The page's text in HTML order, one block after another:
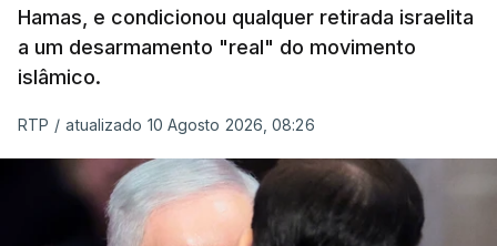
As imagens mostram Mojtaba Khamenei no que
será uma aula religiosa, mas sem qualquer
ERRO100
ERROR ON HTML5 MEDIA ELEMENT
Hamas, e condicionou qualquer retirada israelita
a um desarmamento "real" do movimento
islâmico.
RTP / atualizado 10 Agosto 2026, 08:26